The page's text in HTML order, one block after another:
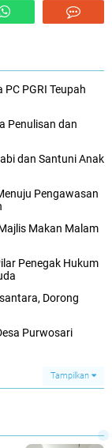
PGRI Teupah
Penulisan dan
dan Santuni Anak
Pengawasan
Makan Malam
Penegak Hukum
Dorong
Purwosari
Tampilkan